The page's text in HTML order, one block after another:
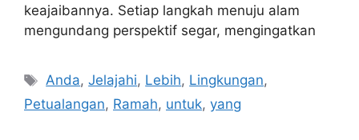
keajaibannya. Setiap langkah menuju alam
mengundang perspektif segar, mengingatkan
Tags
Anda,Jelajahi, Lebih, Lingkungan,
Petualangan, Ramah, untuk, yang